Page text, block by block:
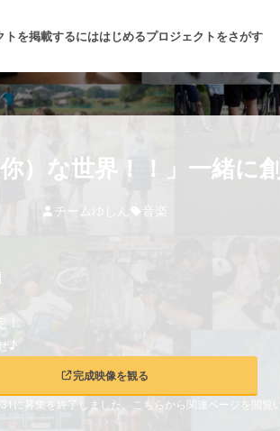
トを掲載するにははじめるプロジェクトをさがす
の新着プロジェクト 募集終了が近いプロジェク
舞台・パフォーマンス
開発
）な世界！！」一緒に
チームゆしん 音楽
♪
完成映像を観る
に募集を終了しました。こちらから関連ページを閲覧